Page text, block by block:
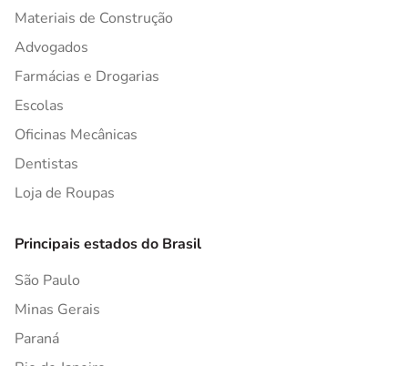
Materiais de Construção
Advogados
Farmácias e Drogarias
Escolas
Oficinas Mecânicas
Dentistas
Loja de Roupas
Principais estados do Brasil
São Paulo
Minas Gerais
Paraná